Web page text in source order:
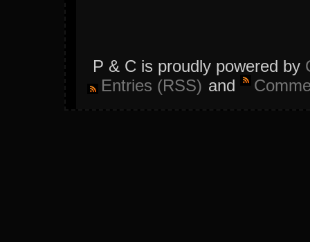
P & C is proudly powered by
Entries (RSS) and